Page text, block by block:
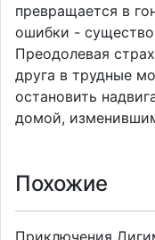
превращается в
ошибки -
Преодолевая
друга в трудные
остановить
домой,
Похожие